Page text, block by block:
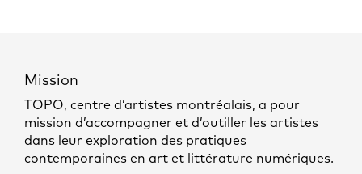
Mission
TOPO, centre d’artistes montréalais, a pour
mission d’accompagner et d’outiller les artistes
dans leur exploration des pratiques
contemporaines en art et littérature numériques.